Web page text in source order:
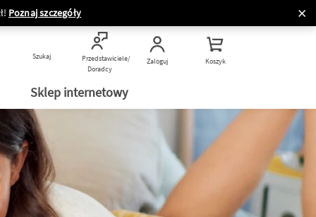
Poznaj szczegóły
Szukaj
Przedstawiciele/
Doradcy
Zaloguj Koszyk
Sklep internetowy